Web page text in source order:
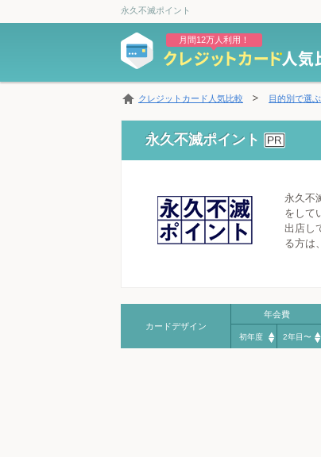
永久不滅ポイント
月間12万人利用！
クレジットカード人気比較 目的別で選ぶ
永久不滅ポイント
永久不
をして
出店し
る方は
カードデザイン
年会費
初年度 2年目〜